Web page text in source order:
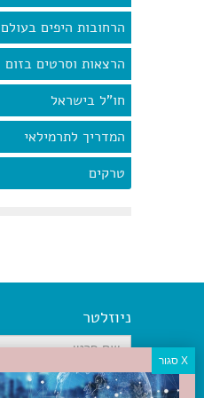
הרחובות היפים בעולם
הרצאות וסרטים בזום
חו"ל בישראל
המדריך לתרמילאי
טרקים
ניוזלטר